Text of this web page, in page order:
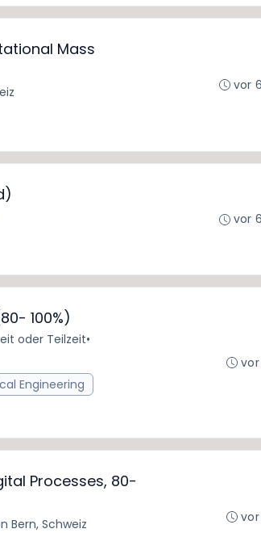
Mass
vor
vor
100%)
oder Teilzeit•
Engineering
vor
Processes, 80-
Bern, Schweiz
vor